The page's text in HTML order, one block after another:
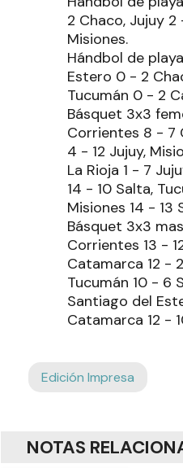
2 Chaco, Jujuy
Misiones.
Hándbol de
Estero 0 - 2
Tucumán 0 - 2
Básquet 3x3
Corrientes 8 - 7
4 - 12 Jujuy,
La Rioja 1 - 7
14 - 10 Salta,
Misiones 14 - 13
Básquet 3x3
Corrientes 13 -
Catamarca 12 -
Tucumán 10 - 6
Santiago del
Catamarca 12 -
Edición Impresa
NOTAS